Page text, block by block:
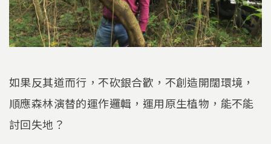
如果反其道而行，不砍銀合歡，不創造開闊環境，
順應森林演替的運作邏輯，運用原生植物，能不能
討回失地？